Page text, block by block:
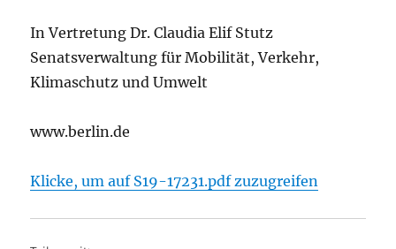
In Vertretung Dr. Claudia Elif Stutz
Senatsverwaltung für Mobilität, Verkehr,
Klimaschutz und Umwelt
www.berlin.de
Klicke, um auf S19-17231.pdf zuzugreifen